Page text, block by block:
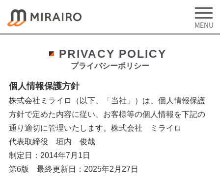
PRIVACY POLICY
プライバシーポリシー
個人情報保護方針
株式会社ミライロ（以下、「当社」）は、個人情報保護
方針で定めた内容に従い、お客様等の個人情報を下記の
通り適切に管理いたします。株式会社 ミライロ
代表取締役 垣内 俊哉
制定日：2014年7月1日
第6版 最終更新日：2025年2月27日